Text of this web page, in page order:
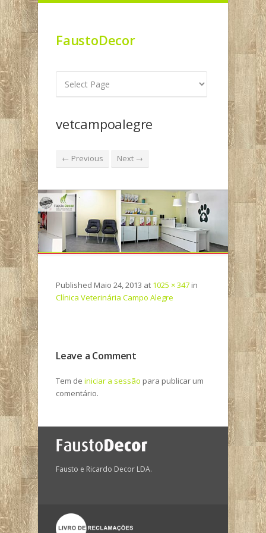
FaustoDecor
vetcampoalegre
← Previous Next →
Published Maio 24, 2013 at 1025 × 347 in
Clínica Veterinária Campo Alegre
Leave a Comment
Tem de iniciar a sessão para publicar um
comentário.
Fausto e Ricardo Decor LDA.